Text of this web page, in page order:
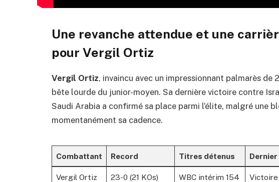
Une revanche attendue et une
pour Vergil Ortiz
Vergil Ortiz, invaincu avec un impressionnant palmarès de
bête lourde du junior-moyen. Sa dernière victoire contre
Saudi Arabia a confirmé sa place parmi l’élite, malgré une
momentanément sa cadence.
Combattant Record Titres détenus
Vergil Ortiz 23-0 (21 KOs)
WBC intérim 154
Victoire